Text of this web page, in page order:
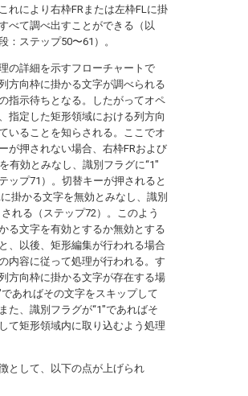
れにより右枠FRまたは左枠FLに掛
べて調べ出すことができる（以
：ステップ50〜61）。
の詳細を示すフローチャートで
方向枠に掛かる文字が調べられる
指示待ちとなる。したがってオペ
指定した矩形領域における列方向
いることを知らされる。ここでオ
が押されない場合、右枠FRおよび
有効とみなし、識別フラグに“1"
ップ71）。切替キーが押されると
掛かる文字を無効とみなし、識別
れる（ステップ72）。このよう
る文字を有効とするか無効とする
、以後、矩形編集が行われる場合
内容に従って処理が行われる。す
方向枠に掛かる文字が存在する場
あればその文字をスキップして
た、識別フラグが“1"であればそ
て矩形領域内に取り込むよう処理
として、以下の点が上げられ